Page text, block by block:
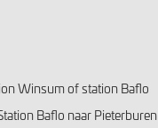
Winsum of station Baflo
Baflo naar Pieterburen